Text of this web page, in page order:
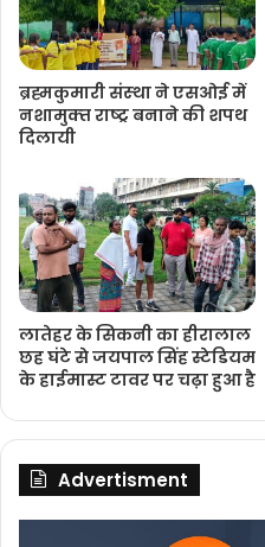
ब्रह्मकुमारी संस्‍था ने एसओई में
नशामुक्‍त राष्‍ट्र बनाने की शपथ
दिलायी
लातेहर के सिकनी का हीरालाल
छह घंटे से जयपाल सिंह स्टेडियम
के हाईमास्ट टावर पर चढ़ा हुआ है
Advertisment